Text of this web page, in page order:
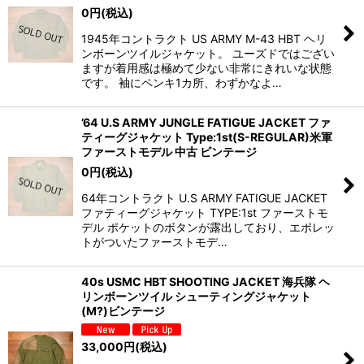
0円(税込)
1945年コントラクト US ARMY M-43 HBT ヘリ
ンボーンツイルジャケット。 ユーズドではござい
ますが着用感は極めて少ない非常にきれいな状態
です。 袖にペンキ1カ所、わずかなよ…
’64 U.S ARMY JUNGLE FATIGUE JACKET ファ
ティーグジャケット Type:1st(S-REGULAR)米軍
ファーストモデル 中古 ビンテージ
0円(税込)
64年コントラクト U.S ARMY FATIGUE JACKET
ファティーグジャケット TYPE:1st ファーストモ
デル ポケットのボタンが露出しており、エポレッ
トがついたファーストモデ…
40s USMC HBT SHOOTING JACKET 海兵隊 ヘ
リンボーンツイル シューティングジャケット
(M?)ビンテージ
33,000円(税込)